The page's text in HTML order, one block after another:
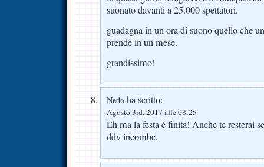
suonato davanti a 25.000 spettatori.
guadagna in un ora di suono quello che
prende in un mese.
grandissimo!
Nedo ha scritto:
Agosto 3rd, 2017 alle 08:25
Eh ma la festa è finita! Anche te resterai
ddv incombe.